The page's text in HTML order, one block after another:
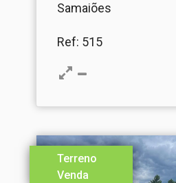
Samaiões
Ref: 515
Terreno
Venda